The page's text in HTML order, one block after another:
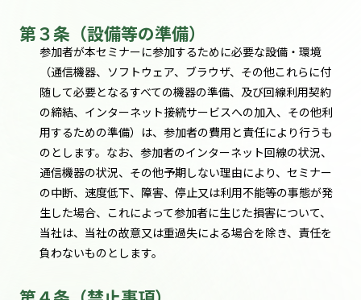
第３条（設備等の準備）
参加者が本セミナーに参加するために必要な設備・環境
（通信機器、ソフトウェア、ブラウザ、その他これらに付
随して必要となるすべての機器の準備、及び回線利用契約
の締結、インターネット接続サービスへの加入、その他利
用するための準備）は、参加者の費用と責任により行うも
のとします。なお、参加者のインターネット回線の状況、
通信機器の状況、その他予期しない理由により、セミナー
の中断、速度低下、障害、停止又は利用不能等の事態が発
生した場合、これによって参加者に生じた損害について、
当社は、当社の故意又は重過失による場合を除き、責任を
負わないものとします。